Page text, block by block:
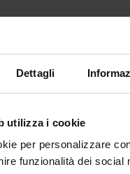
Dettagli
utilizza i cookie
per personalizzare
funzionalità dei social